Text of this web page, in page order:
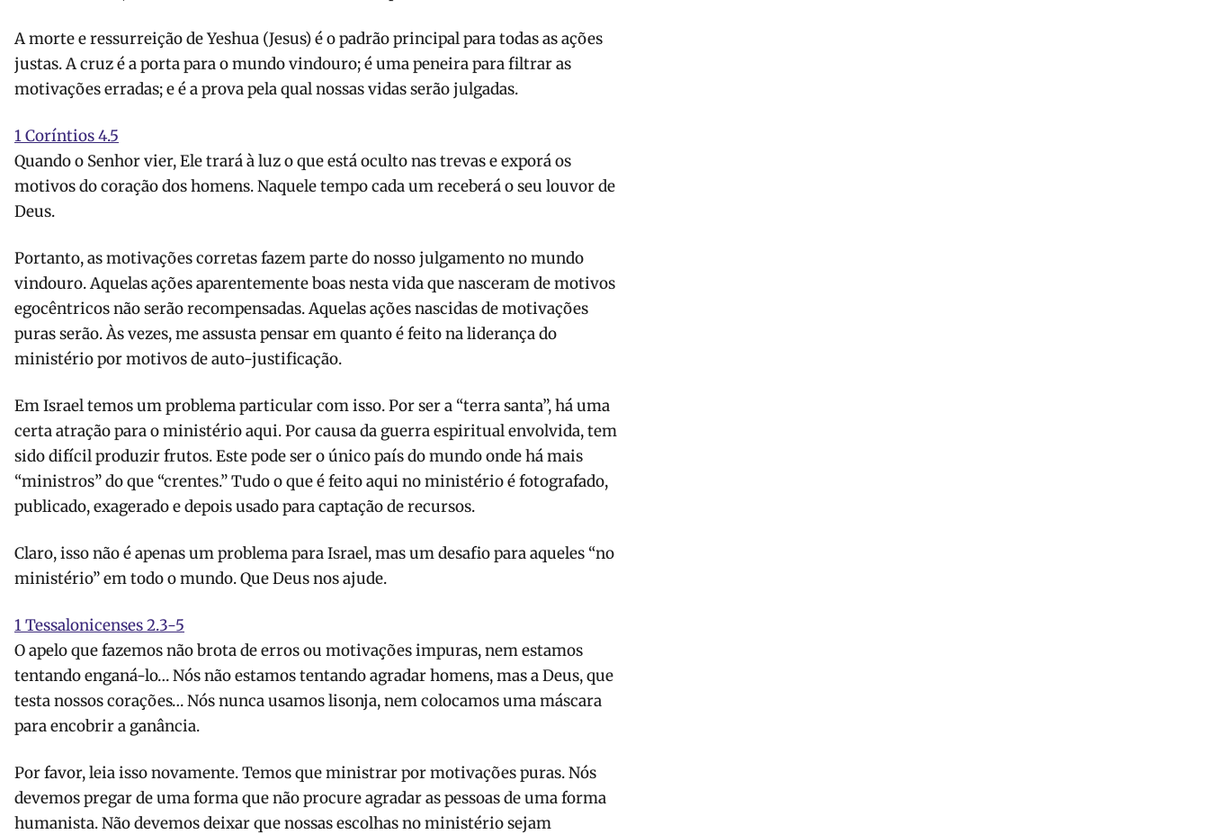
A morte e ressurreição de Yeshua (Jesus) é o padrão principal para todas as ações
justas. A cruz é a porta para o mundo vindouro; é uma peneira para filtrar as
motivações erradas; e é a prova pela qual nossas vidas serão julgadas.
1 Coríntios 4.5
Quando o Senhor vier, Ele trará à luz o que está oculto nas trevas e exporá os
motivos do coração dos homens. Naquele tempo cada um receberá o seu louvor de
Deus.
Portanto, as motivações corretas fazem parte do nosso julgamento no mundo
vindouro. Aquelas ações aparentemente boas nesta vida que nasceram de motivos
egocêntricos não serão recompensadas. Aquelas ações nascidas de motivações
puras serão. Às vezes, me assusta pensar em quanto é feito na liderança do
ministério por motivos de auto-justificação.
Em Israel temos um problema particular com isso. Por ser a “terra santa”, há uma
certa atração para o ministério aqui. Por causa da guerra espiritual envolvida, tem
sido difícil produzir frutos. Este pode ser o único país do mundo onde há mais
“ministros” do que “crentes.” Tudo o que é feito aqui no ministério é fotografado,
publicado, exagerado e depois usado para captação de recursos.
Claro, isso não é apenas um problema para Israel, mas um desafio para aqueles “no
ministério” em todo o mundo. Que Deus nos ajude.
1 Tessalonicenses 2.3-5
O apelo que fazemos não brota de erros ou motivações impuras, nem estamos
tentando enganá-lo… Nós não estamos tentando agradar homens, mas a Deus, que
testa nossos corações… Nós nunca usamos lisonja, nem colocamos uma máscara
para encobrir a ganância.
Por favor, leia isso novamente. Temos que ministrar por motivações puras. Nós
devemos pregar de uma forma que não procure agradar as pessoas de uma forma
humanista. Não devemos deixar que nossas escolhas no ministério sejam